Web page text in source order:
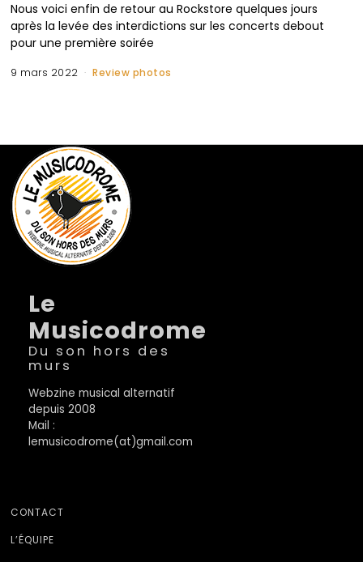
Nous voici enfin de retour au Rockstore quelques jours
après la levée des interdictions sur les concerts debout
pour une première soirée
9 mars 2022 Review photos
Le
Musicodrome
Du son hors des
murs
Webzine musical alternatif
depuis 2008
Mail :
lemusicodrome(at)gmail.com
CONTACT
L’ÉQUIPE